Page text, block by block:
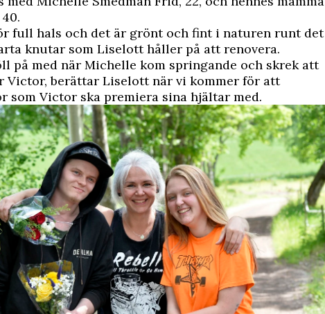
full hals och det är grönt och fint i naturen runt det
knutar som Liselott håller på att renovera.
på med när Michelle kom springande och skrek att
Victor, berättar Liselott när vi kommer för att
som Victor ska premiera sina hjältar med.